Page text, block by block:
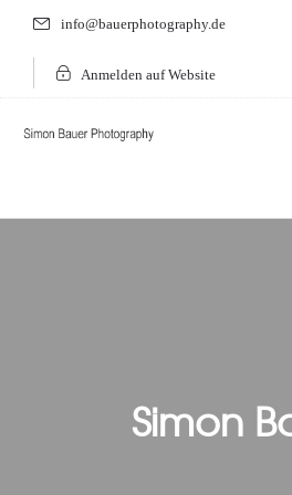
info@bauerphotography.de
Anmelden auf Website
Simon